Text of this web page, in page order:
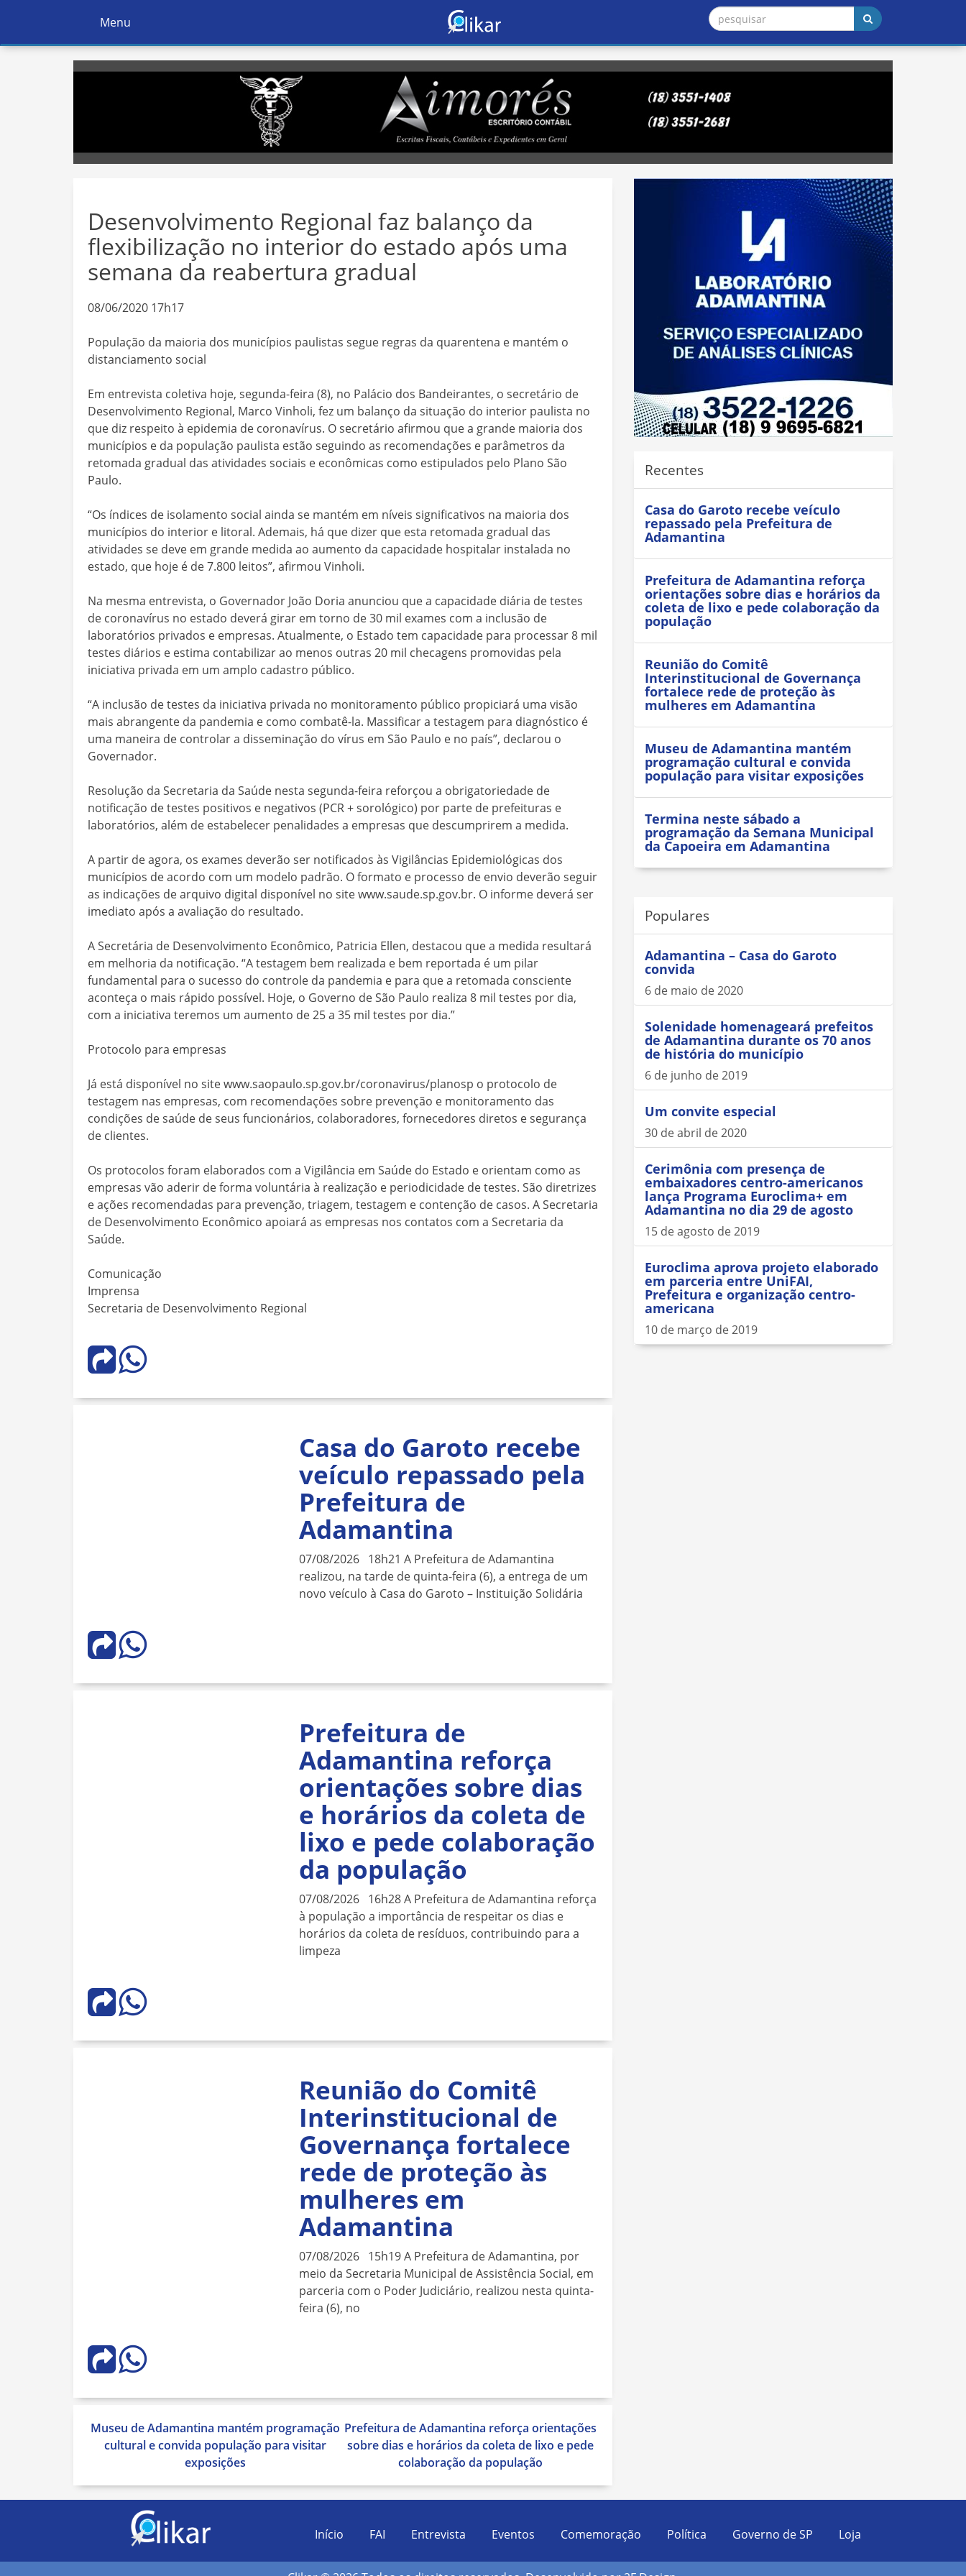
Ativar
Navegação
Menu
Desenvolvimento Regional faz balanço da
flexibilização no interior do estado após uma
semana da reabertura gradual
08/06/2020 17h17
População da maioria dos municípios paulistas segue regras da quarentena e mantém o
distanciamento social
Em entrevista coletiva hoje, segunda-feira (8), no Palácio dos Bandeirantes, o secretário de
Desenvolvimento Regional, Marco Vinholi, fez um balanço da situação do interior paulista no
que diz respeito à epidemia de coronavírus. O secretário afirmou que a grande maioria dos
municípios e da população paulista estão seguindo as recomendações e parâmetros da
retomada gradual das atividades sociais e econômicas como estipulados pelo Plano São
Paulo.
“Os índices de isolamento social ainda se mantém em níveis significativos na maioria dos
municípios do interior e litoral. Ademais, há que dizer que esta retomada gradual das
atividades se deve em grande medida ao aumento da capacidade hospitalar instalada no
estado, que hoje é de 7.800 leitos”, afirmou Vinholi.
Na mesma entrevista, o Governador João Doria anunciou que a capacidade diária de testes
de coronavírus no estado deverá girar em torno de 30 mil exames com a inclusão de
laboratórios privados e empresas. Atualmente, o Estado tem capacidade para processar 8 mil
testes diários e estima contabilizar ao menos outras 20 mil checagens promovidas pela
iniciativa privada em um amplo cadastro público.
“A inclusão de testes da iniciativa privada no monitoramento público propiciará uma visão
mais abrangente da pandemia e como combatê-la. Massificar a testagem para diagnóstico é
uma maneira de controlar a disseminação do vírus em São Paulo e no país”, declarou o
Governador.
Resolução da Secretaria da Saúde nesta segunda-feira reforçou a obrigatoriedade de
notificação de testes positivos e negativos (PCR + sorológico) por parte de prefeituras e
laboratórios, além de estabelecer penalidades a empresas que descumprirem a medida.
A partir de agora, os exames deverão ser notificados às Vigilâncias Epidemiológicas dos
municípios de acordo com um modelo padrão. O formato e processo de envio deverão seguir
as indicações de arquivo digital disponível no site www.saude.sp.gov.br. O informe deverá ser
imediato após a avaliação do resultado.
A Secretária de Desenvolvimento Econômico, Patricia Ellen, destacou que a medida resultará
em melhoria da notificação. “A testagem bem realizada e bem reportada é um pilar
fundamental para o sucesso do controle da pandemia e para que a retomada consciente
aconteça o mais rápido possível. Hoje, o Governo de São Paulo realiza 8 mil testes por dia,
com a iniciativa teremos um aumento de 25 a 35 mil testes por dia.”
Protocolo para empresas
Já está disponível no site www.saopaulo.sp.gov.br/coronavirus/planosp o protocolo de
testagem nas empresas, com recomendações sobre prevenção e monitoramento das
condições de saúde de seus funcionários, colaboradores, fornecedores diretos e segurança
de clientes.
Os protocolos foram elaborados com a Vigilância em Saúde do Estado e orientam como as
empresas vão aderir de forma voluntária à realização e periodicidade de testes. São diretrizes
e ações recomendadas para prevenção, triagem, testagem e contenção de casos. A Secretaria
de Desenvolvimento Econômico apoiará as empresas nos contatos com a Secretaria da
Saúde.
Comunicação
Imprensa
Secretaria de Desenvolvimento Regional
Casa do Garoto recebe
veículo repassado pela
Prefeitura de
Adamantina
07/08/2026 18h21 A Prefeitura de Adamantina
realizou, na tarde de quinta-feira (6), a entrega de um
novo veículo à Casa do Garoto – Instituição Solidária
Prefeitura de
Adamantina reforça
orientações sobre dias
e horários da coleta de
lixo e pede colaboração
da população
07/08/2026 16h28 A Prefeitura de Adamantina reforça
à população a importância de respeitar os dias e
horários da coleta de resíduos, contribuindo para a
limpeza
Reunião do Comitê
Interinstitucional de
Governança fortalece
rede de proteção às
mulheres em
Adamantina
07/08/2026 15h19 A Prefeitura de Adamantina, por
meio da Secretaria Municipal de Assistência Social, em
parceria com o Poder Judiciário, realizou nesta quinta-
feira (6), no
Navegação
deMuseu de Adamantina mantém programação
cultural e convida população para visitar
exposições
Prefeitura de Adamantina reforça orientações
sobre dias e horários da coleta de lixo e pede
colaboração da população
Recentes
Casa do Garoto recebe veículo
repassado pela Prefeitura de
Adamantina
Prefeitura de Adamantina reforça
orientações sobre dias e horários da
coleta de lixo e pede colaboração da
população
Reunião do Comitê
Interinstitucional de Governança
fortalece rede de proteção às
mulheres em Adamantina
Museu de Adamantina mantém
programação cultural e convida
população para visitar exposições
Termina neste sábado a
programação da Semana Municipal
da Capoeira em Adamantina
Populares
Adamantina – Casa do Garoto
convida
6 de maio de 2020
Solenidade homenageará prefeitos
de Adamantina durante os 70 anos
de história do município
6 de junho de 2019
Um convite especial
30 de abril de 2020
Cerimônia com presença de
embaixadores centro-americanos
lança Programa Euroclima+ em
Adamantina no dia 29 de agosto
15 de agosto de 2019
Euroclima aprova projeto elaborado
em parceria entre UniFAI,
Prefeitura e organização centro-
americana
10 de março de 2019
Início FAI Entrevista Eventos Comemoração Política Governo de SP Loja